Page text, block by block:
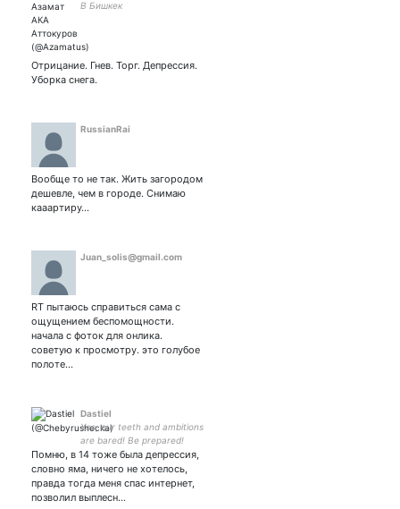
В Бишкек
Отрицание. Гнев. Торг. Депрессия.
Уборка снега.
RussianRai
Вообще то не так. Жить загородом
дешевле, чем в городе. Снимаю
кааартиру…
Juan_solis@gmail.com
RT пытаюсь справиться сама с
ощущением беспомощности.
начала с фоток для онлика.
советую к просмотру. это голубое
полоте…
Dastiel
Yes, our teeth and ambitions
are bared! Be prepared!
Помню, в 14 тоже была депрессия,
словно яма, ничего не хотелось,
правда тогда меня спас интернет,
позволил выплесн…